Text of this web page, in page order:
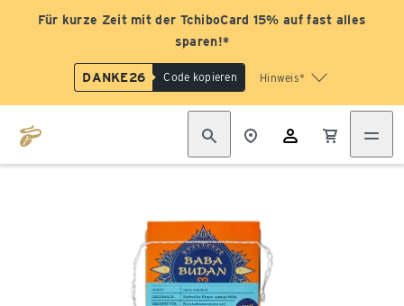
Für kurze Zeit mit der TchiboCard 15% auf fast alles
sparen!*
DANKE26 Code kopieren Hinweis*